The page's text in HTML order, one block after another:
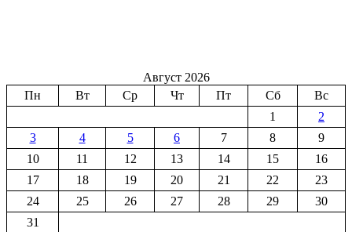
Август 2026
Пн
Вт Ср Чт Пт Сб
Вс
1
2
3
4 5 6 7 8
9
10
11 12 13 14 15
16
17
18 19 20 21 22
23
24
25 26 27 28 29
30
31